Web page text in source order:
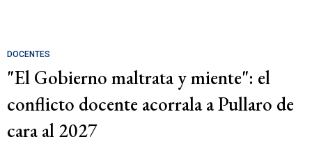
DOCENTES
"El Gobierno maltrata y miente": el
conflicto docente acorrala a Pullaro de
cara al 2027